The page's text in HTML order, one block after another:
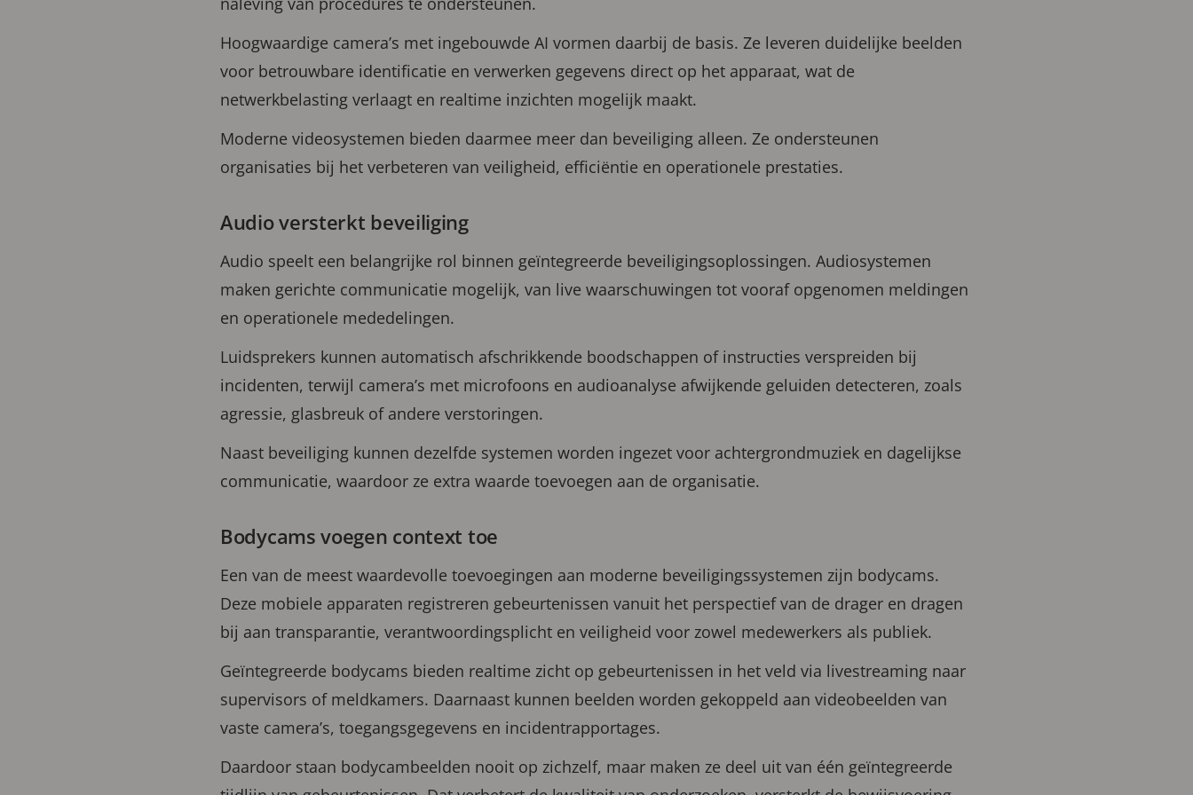
Hoogwaardige camera’s met ingebouwde AI vormen daarbij de basis. Ze leveren duidelijke beelden
voor betrouwbare identificatie en verwerken gegevens direct op het apparaat, wat de
netwerkbelasting verlaagt en realtime inzichten mogelijk maakt.
Moderne videosystemen bieden daarmee meer dan beveiliging alleen. Ze ondersteunen
organisaties bij het verbeteren van veiligheid, efficiëntie en operationele prestaties.
Audio versterkt beveiliging
Audio speelt een belangrijke rol binnen geïntegreerde beveiligingsoplossingen. Audiosystemen
maken gerichte communicatie mogelijk, van live waarschuwingen tot vooraf opgenomen meldingen
en operationele mededelingen.
Luidsprekers kunnen automatisch afschrikkende boodschappen of instructies verspreiden bij
incidenten, terwijl camera’s met microfoons en audioanalyse afwijkende geluiden detecteren, zoals
agressie, glasbreuk of andere verstoringen.
Naast beveiliging kunnen dezelfde systemen worden ingezet voor achtergrondmuziek en dagelijkse
communicatie, waardoor ze extra waarde toevoegen aan de organisatie.
Bodycams voegen context toe
Een van de meest waardevolle toevoegingen aan moderne beveiligingssystemen zijn bodycams.
Deze mobiele apparaten registreren gebeurtenissen vanuit het perspectief van de drager en dragen
bij aan transparantie, verantwoordingsplicht en veiligheid voor zowel medewerkers als publiek.
Geïntegreerde bodycams bieden realtime zicht op gebeurtenissen in het veld via livestreaming naar
supervisors of meldkamers. Daarnaast kunnen beelden worden gekoppeld aan videobeelden van
vaste camera’s, toegangsgegevens en incidentrapportages.
Daardoor staan bodycambeelden nooit op zichzelf, maar maken ze deel uit van één geïntegreerde